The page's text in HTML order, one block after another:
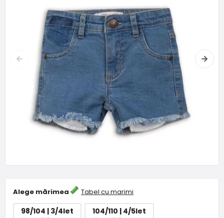
Alege mărimea Tabel cu marimi
98/104 | 3/4let 104/110 | 4/5let